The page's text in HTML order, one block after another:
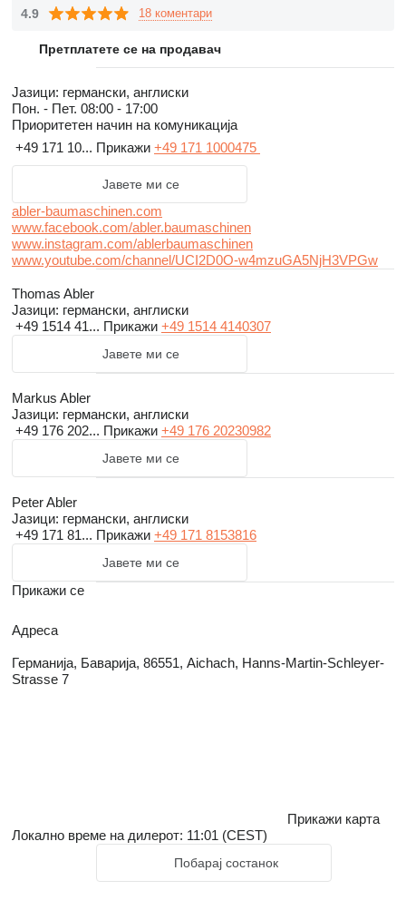
4.9 18 коментари
Претплатете се на продавач
Јазици: германски, англиски
Пон. - Пет. 08:00 - 17:00
Приоритетен начин на комуникација
+49 171 10... Прикажи +49 171 1000475
Јавете ми се
abler-baumaschinen.com
www.facebook.com/abler.baumaschinen
www.instagram.com/ablerbaumaschinen
www.youtube.com/channel/UCI2D0O-w4mzuGA5NjH3VPGw
Thomas Abler
Јазици: германски, англиски
+49 1514 41... Прикажи +49 1514 4140307
Јавете ми се
Markus Abler
Јазици: германски, англиски
+49 176 202... Прикажи +49 176 20230982
Јавете ми се
Peter Abler
Јазици: германски, англиски
+49 171 81... Прикажи +49 171 8153816
Јавете ми се
Прикажи се
Адреса
Германија, Баварија, 86551, Aichach, Hanns-Martin-Schleyer-
Strasse 7
Прикажи карта
Локално време на дилерот: 11:01 (CEST)
Побарај состанок